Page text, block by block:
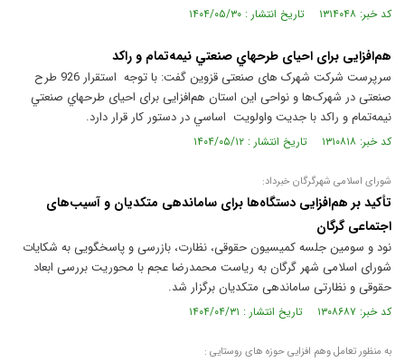
کد خبر: ۱۳۱۴۰۴۸ تاریخ انتشار : ۱۴۰۴/۰۵/۳۰
هم‌افزایی برای احیای طرحهاي صنعتي نیمه‌تمام و راکد
سرپرست شرکت شهرک های صنعتی قزوین گفت: با توجه استقرار 926 طرح
صنعتی در شهرک‌ها و نواحی این استان هم‌افزایی برای احیای طرحهاي صنعتي
نیمه‌تمام و راکد با جديت واولويت اساسي در دستور كار قرار دارد.
کد خبر: ۱۳۱۰۸۱۸ تاریخ انتشار : ۱۴۰۴/۰۵/۱۲
شورای اسلامی شهرگرگان خبرداد:
تأکید بر هم‌افزایی دستگاه‌ها برای ساماندهی متکدیان و آسیب‌های
اجتماعی گرگان
نود و سومین جلسه کمیسیون حقوقی، نظارت، بازرسی و پاسخگویی به شکایات
شورای اسلامی شهر گرگان به ریاست محمدرضا عجم با محوریت بررسی ابعاد
حقوقی و نظارتی ساماندهی متکدیان برگزار شد.
کد خبر: ۱۳۰۸۶۸۷ تاریخ انتشار : ۱۴۰۴/۰۴/۳۱
به منظور تعامل وهم افزایی حوزه های روستایی :